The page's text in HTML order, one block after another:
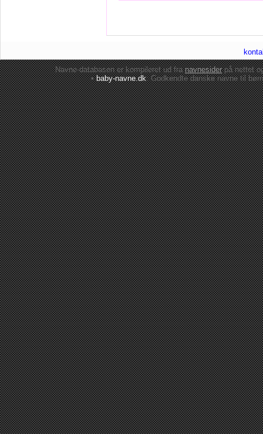
Navne-databasen er kompileret ud franavnesiderpå nettet
•baby-navne.dk: Godkendte danskenavne til børn